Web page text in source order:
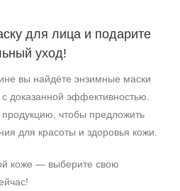
для лица и подарите
уход!
вы найдёте энзимные маски
доказанной эффективностью.
чтобы предложить
для красоты и здоровья кожи.
коже — выберите свою